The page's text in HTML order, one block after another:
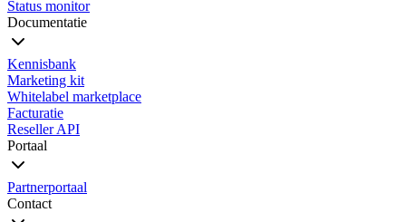
Status monitor
Documentatie
Kennisbank
Marketing kit
Whitelabel marketplace
Facturatie
Reseller API
Portaal
Partnerportaal
Contact